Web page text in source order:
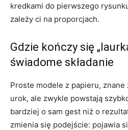
kredkami do pierwszego
zależy ci na proporcjach.
Gdzie kończy się
świadome składanie
Proste modele z papieru,
urok, ale zwykle powstają
bardziej o sam gest niż o
zmienia się podejście: pojawia